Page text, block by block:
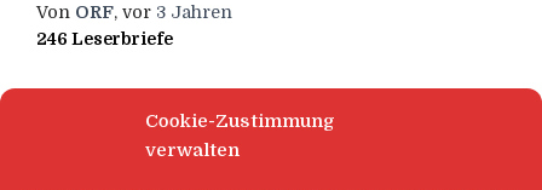
Cookie-Zustimmung
verwalten
Von ORF, vor 3 Jahren
246 Leserbriefe